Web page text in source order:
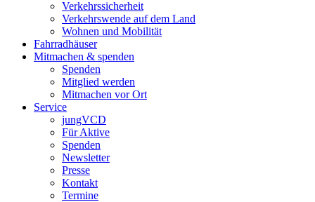
Verkehrssicherheit
Verkehrswende auf dem Land
Wohnen und Mobilität
Fahrradhäuser
Mitmachen & spenden
Spenden
Mitglied werden
Mitmachen vor Ort
Service
jungVCD
Für Aktive
Spenden
Newsletter
Presse
Kontakt
Termine